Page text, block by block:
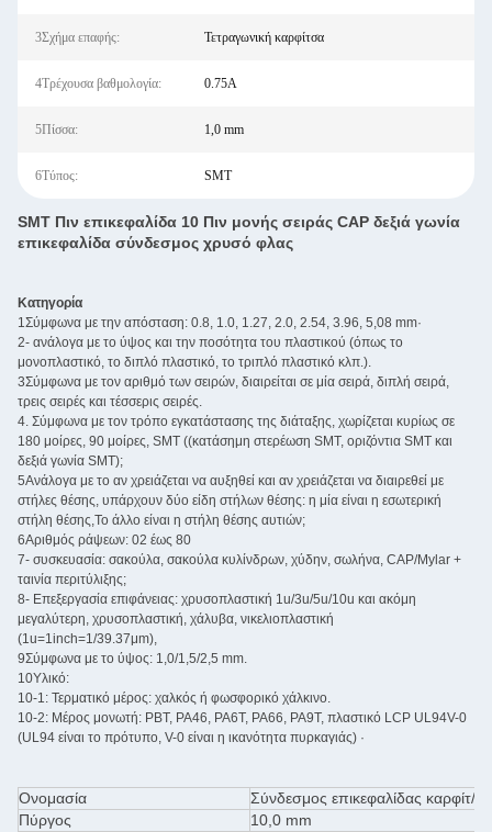
3Σχήμα επαφής: Τετραγωνική καρφίτσα
4Τρέχουσα βαθμολογία: 0.75A
5Πίσσα: 1,0 mm
6Τύπος: SMT
SMT Πιν επικεφαλίδα 10 Πιν μονής σειράς CAP δεξιά γωνία
επικεφαλίδα σύνδεσμος χρυσό φλας
Κατηγορία
1Σύμφωνα με την απόσταση: 0.8, 1.0, 1.27, 2.0, 2.54, 3.96, 5,08 mm·
2- ανάλογα με το ύψος και την ποσότητα του πλαστικού (όπως το
μονοπλαστικό, το διπλό πλαστικό, το τριπλό πλαστικό κλπ.).
3Σύμφωνα με τον αριθμό των σειρών, διαιρείται σε μία σειρά, διπλή σειρά,
τρεις σειρές και τέσσερις σειρές.
4. Σύμφωνα με τον τρόπο εγκατάστασης της διάταξης, χωρίζεται κυρίως σε
180 μοίρες, 90 μοίρες, SMT ((κατάσημη στερέωση SMT, οριζόντια SMT και
δεξιά γωνία SMT);
5Ανάλογα με το αν χρειάζεται να αυξηθεί και αν χρειάζεται να διαιρεθεί με
στήλες θέσης, υπάρχουν δύο είδη στήλων θέσης: η μία είναι η εσωτερική
στήλη θέσης,Το άλλο είναι η στήλη θέσης αυτιών;
6Αριθμός ράψεων: 02 έως 80
7- συσκευασία: σακούλα, σακούλα κυλίνδρων, χύδην, σωλήνα, CAP/Mylar +
ταινία περιτύλιξης;
8- Επεξεργασία επιφάνειας: χρυσοπλαστική 1u/3u/5u/10u και ακόμη
μεγαλύτερη, χρυσοπλαστική, χάλυβα, νικελιοπλαστική
(1u=1inch=1/39.37μm),
9Σύμφωνα με το ύψος: 1,0/1,5/2,5 mm.
10Υλικό:
10-1: Τερματικό μέρος: χαλκός ή φωσφορικό χάλκινο.
10-2: Μέρος μονωτή: PBT, PA46, PA6T, PA66, PA9T, πλαστικό LCP UL94V-0
(UL94 είναι το πρότυπο, V-0 είναι η ικανότητα πυρκαγιάς) ·
Ονομασία
Σύνδεσμος επικεφαλίδας καρφίτ/
Πύργος
10,0 mm